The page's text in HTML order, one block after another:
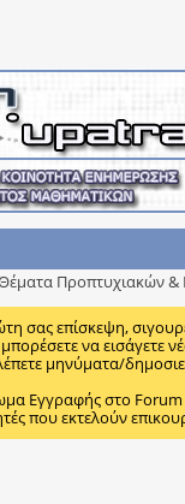
Προπτυχιακών &
σας επίσκεψη,
να εισάγετε
μηνύματα/
Εγγραφής στο
που εκτελούν